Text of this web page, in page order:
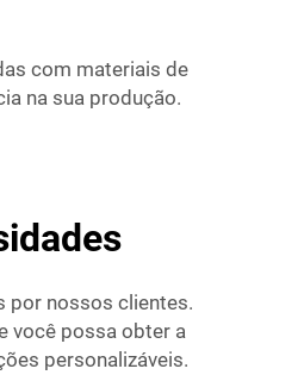
com materiais de
na sua produção.
por nossos clientes.
você possa obter a
personalizáveis.